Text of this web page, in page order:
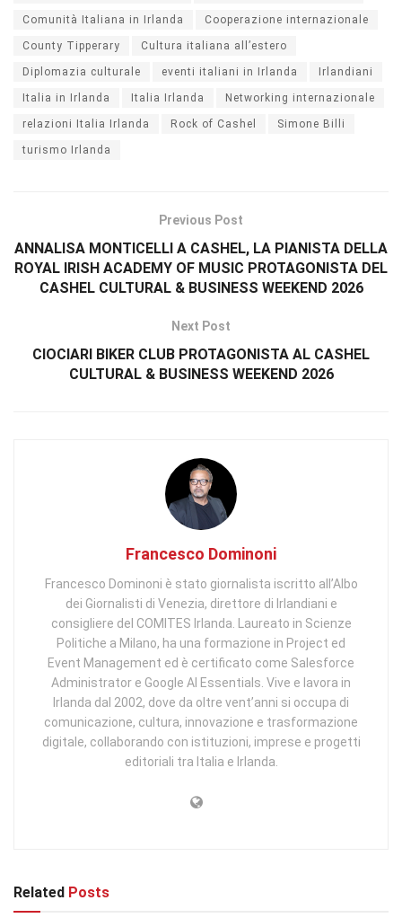
Comunità Italiana in Irlanda Cooperazione internazionale
County Tipperary Cultura italiana all’estero
Diplomazia culturale eventi italiani in Irlanda Irlandiani
Italia in Irlanda Italia Irlanda Networking internazionale
relazioni Italia Irlanda Rock of Cashel Simone Billi
turismo Irlanda
Previous Post
ANNALISA MONTICELLI A CASHEL, LA PIANISTA DELLA
ROYAL IRISH ACADEMY OF MUSIC PROTAGONISTA DEL
CASHEL CULTURAL & BUSINESS WEEKEND 2026
Next Post
CIOCIARI BIKER CLUB PROTAGONISTA AL CASHEL
CULTURAL & BUSINESS WEEKEND 2026
Francesco Dominoni
Francesco Dominoni è stato giornalista iscritto all’Albo
dei Giornalisti di Venezia, direttore di Irlandiani e
consigliere del COMITES Irlanda. Laureato in Scienze
Politiche a Milano, ha una formazione in Project ed
Event Management ed è certificato come Salesforce
Administrator e Google AI Essentials. Vive e lavora in
Irlanda dal 2002, dove da oltre vent’anni si occupa di
comunicazione, cultura, innovazione e trasformazione
digitale, collaborando con istituzioni, imprese e progetti
editoriali tra Italia e Irlanda.
Related Posts